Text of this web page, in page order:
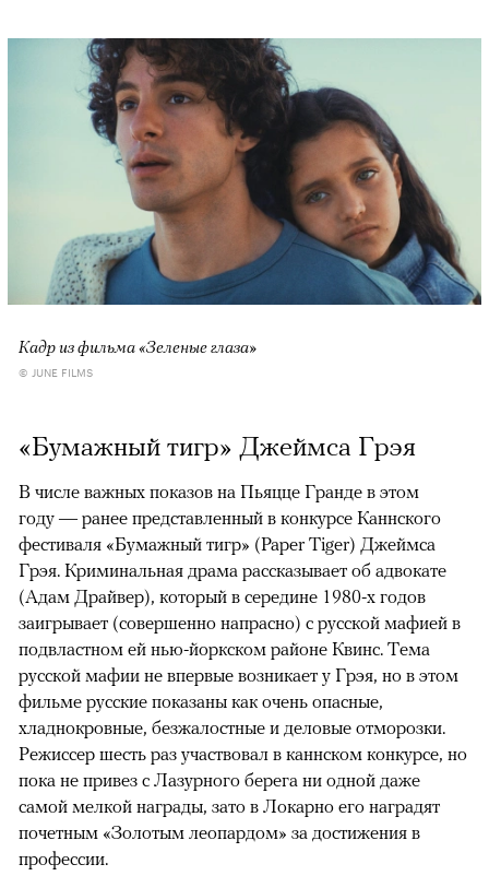
Кадр из фильма «Зеленые глаза»
© JUNE FILMS
«Бумажный тигр» Джеймса Грэя
В числе важных показов на Пьяцце Гранде в этом
году — ранее представленный в конкурсе Каннского
фестиваля «Бумажный тигр» (Paper Tiger) Джеймса
Грэя. Криминальная драма рассказывает об адвокате
(Адам Драйвер), который в середине 1980-х годов
заигрывает (совершенно напрасно) с русской мафией в
подвластном ей нью-йоркском районе Квинс. Тема
русской мафии не впервые возникает у Грэя, но в этом
фильме русские показаны как очень опасные,
хладнокровные, безжалостные и деловые отморозки.
Режиссер шесть раз участвовал в каннском конкурсе, но
пока не привез с Лазурного берега ни одной даже
самой мелкой награды, зато в Локарно его наградят
почетным «Золотым леопардом» за достижения в
профессии.